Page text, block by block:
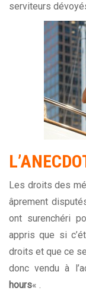
serviteurs
Les droits des
âprement
ont surenchéri
appris que si
droits et que ce
donc vendu à
hours« .